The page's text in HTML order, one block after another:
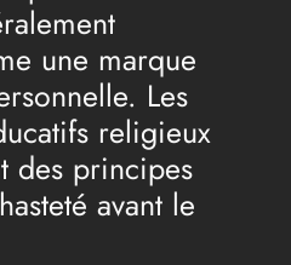
une marque
Les
religieux
des principes
avant le